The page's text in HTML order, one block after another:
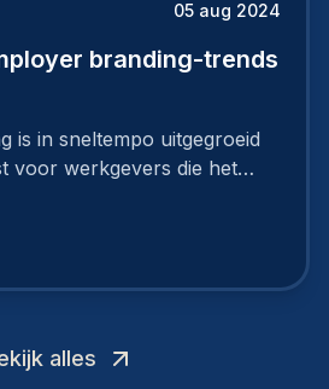
05 aug 2024
branding-trends
is in sneltempo uitgegroeid
voor werkgevers die het
alles